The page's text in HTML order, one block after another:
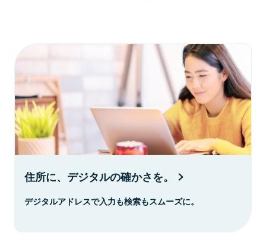
住所に、デジタルの確かさを。
デジタルアドレスで入力も検索もスムーズに。